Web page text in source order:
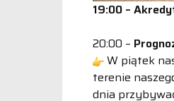
19:00 –
20:00 –
W piątek
terenie
dnia